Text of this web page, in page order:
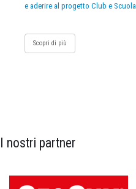
e aderire al progetto Club e Scuola
Scopri di più
I nostri partner